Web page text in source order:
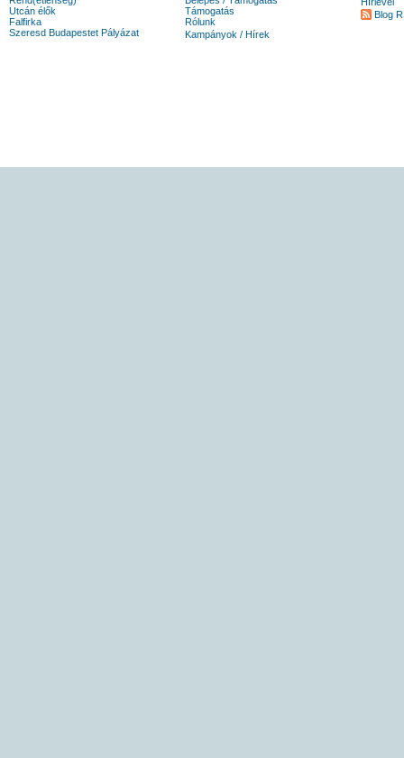
Utcán élők
Falfirka
Szeresd Budapestet Pályázat
Támogatás
Rólunk
Kampányok / Hírek
Blog